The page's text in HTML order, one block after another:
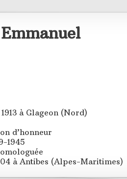
à Glageon (Nord)
d’honneur
1945
à Antibes (Alpes-Maritimes)